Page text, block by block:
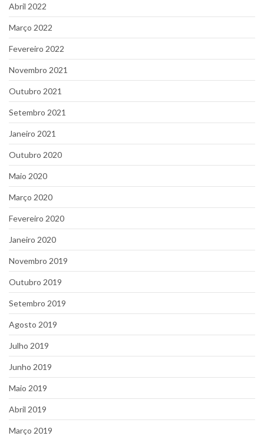
Abril 2022
Março 2022
Fevereiro 2022
Novembro 2021
Outubro 2021
Setembro 2021
Janeiro 2021
Outubro 2020
Maio 2020
Março 2020
Fevereiro 2020
Janeiro 2020
Novembro 2019
Outubro 2019
Setembro 2019
Agosto 2019
Julho 2019
Junho 2019
Maio 2019
Abril 2019
Março 2019